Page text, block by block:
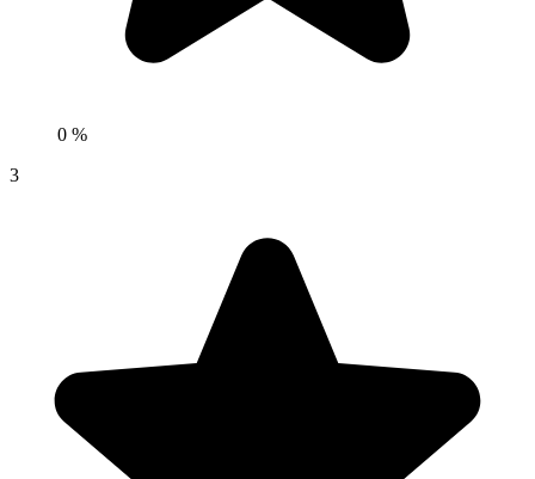
0 %
3